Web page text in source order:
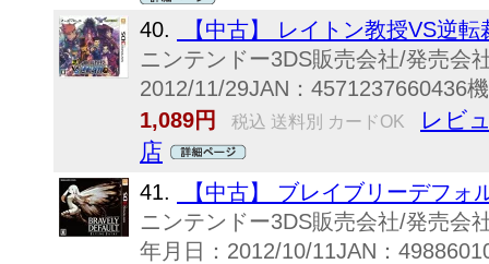
40.
【中古】 レイトン教授VS逆
ニンテンドー3DS販売会社/発売会
2012/11/29JAN：4571237660436
1,089円
税込 送料別 カードOK
レビ
店
41.
【中古】 ブレイブリーデフォ
ニンテンドー3DS販売会社/発売会
年月日：2012/10/11JAN：